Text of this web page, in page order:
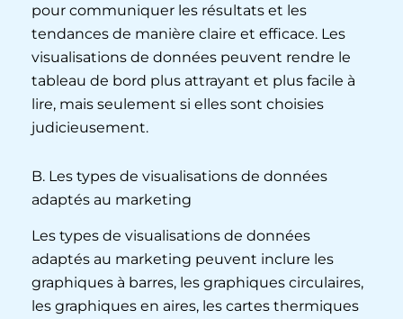
pour communiquer les résultats et les
tendances de manière claire et efficace. Les
visualisations de données peuvent rendre le
tableau de bord plus attrayant et plus facile à
lire, mais seulement si elles sont choisies
judicieusement.
B. Les types de visualisations de données
adaptés au marketing
Les types de visualisations de données
adaptés au marketing peuvent inclure les
graphiques à barres, les graphiques circulaires,
les graphiques en aires, les cartes thermiques